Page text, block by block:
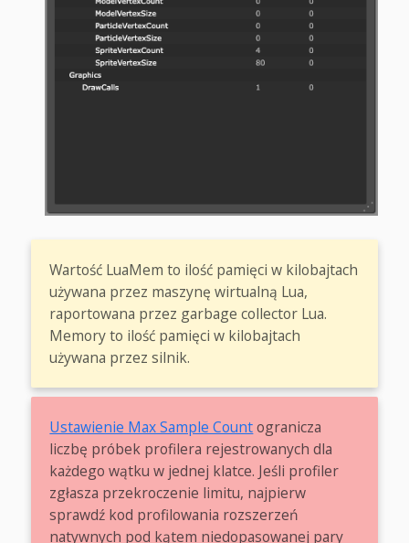
Wartość LuaMem to ilość pamięci w kilobajtach
używana przez maszynę wirtualną Lua,
raportowana przez garbage collector Lua.
Memory to ilość pamięci w kilobajtach
używana przez silnik.
Ustawienie Max Sample Countogranicza
liczbę próbek profilera rejestrowanych dla
każdego wątku w jednej klatce. Jeśli profiler
zgłasza przekroczenie limitu, najpierw
sprawdź kod profilowania rozszerzeń
natywnych pod kątem niedopasowanej pary